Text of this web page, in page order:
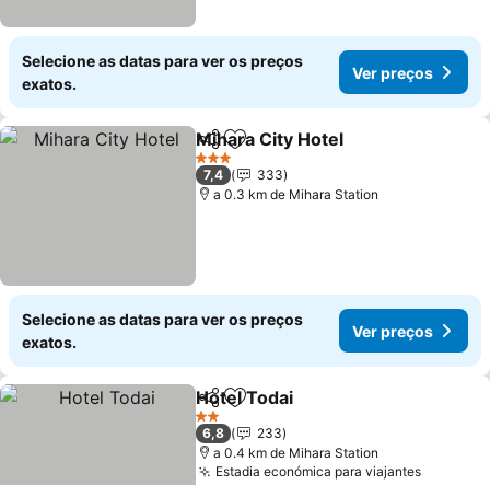
Selecione as datas para ver os preços
exatos.
Ver preços
PartilharAdicionar aos favoritos
Mihara City Hotel
3 Estrelas
7,4
333
a 0.3 km de Mihara Station
Selecione as datas para ver os preços
exatos.
Ver preços
PartilharAdicionar aos favoritos
Hotel Todai
2 Estrelas
6,8
233
a 0.4 km de Mihara Station
Estadia económica para viajantesVer